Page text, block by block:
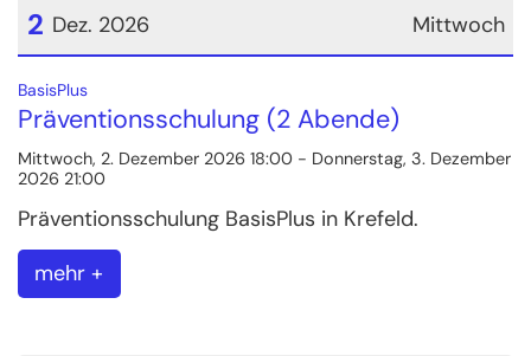
Mittwoch
2 Dez. 2026
Datum: 2. Dezember 2026
BasisPlus:
Präventionsschulung (2 Abende)
Mittwoch, 2. Dezember 2026 18:00 - Donnerstag, 3. Dezember
2026 21:00
Präventionsschulung BasisPlus in Krefeld.
mehr +